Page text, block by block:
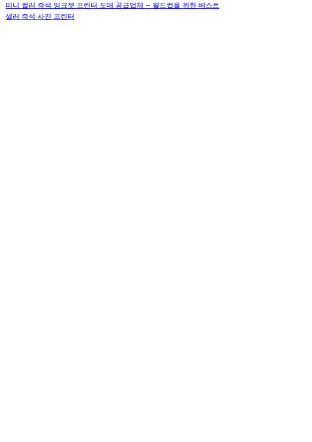
미니 컬러 즉석 잉크젯 프린터 도매 공급업체 – 월드컵을 위한 베스트
셀러 즉석 사진 프린터